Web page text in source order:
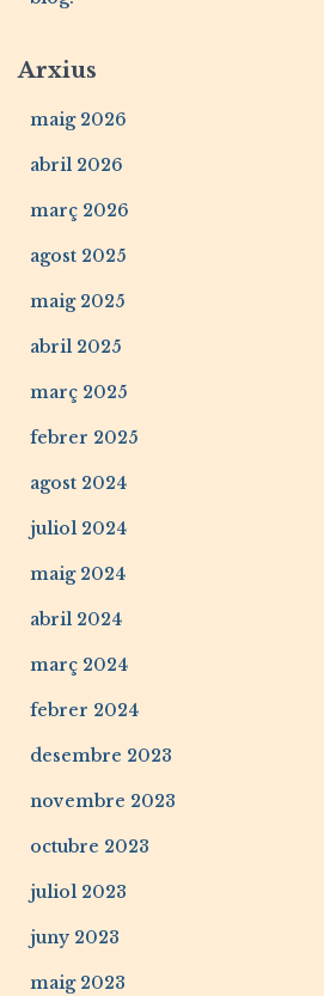
Arxius
maig 2026
abril 2026
març 2026
agost 2025
maig 2025
abril 2025
març 2025
febrer 2025
agost 2024
juliol 2024
maig 2024
abril 2024
març 2024
febrer 2024
desembre 2023
novembre 2023
octubre 2023
juliol 2023
juny 2023
maig 2023